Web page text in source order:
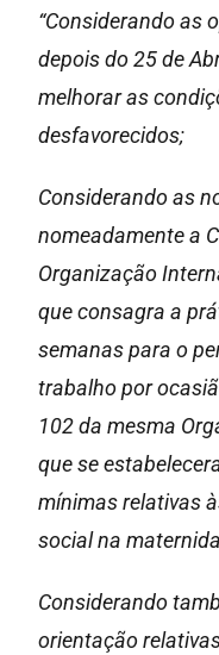
“Considerando as
depois do 25 de
melhorar as
desfavorecidos;
Considerando as
nomeadamente a
Organização
que consagra a
semanas para o
trabalho por
102 da mesma
que se
mínimas relativas
social na
Considerando
orientação